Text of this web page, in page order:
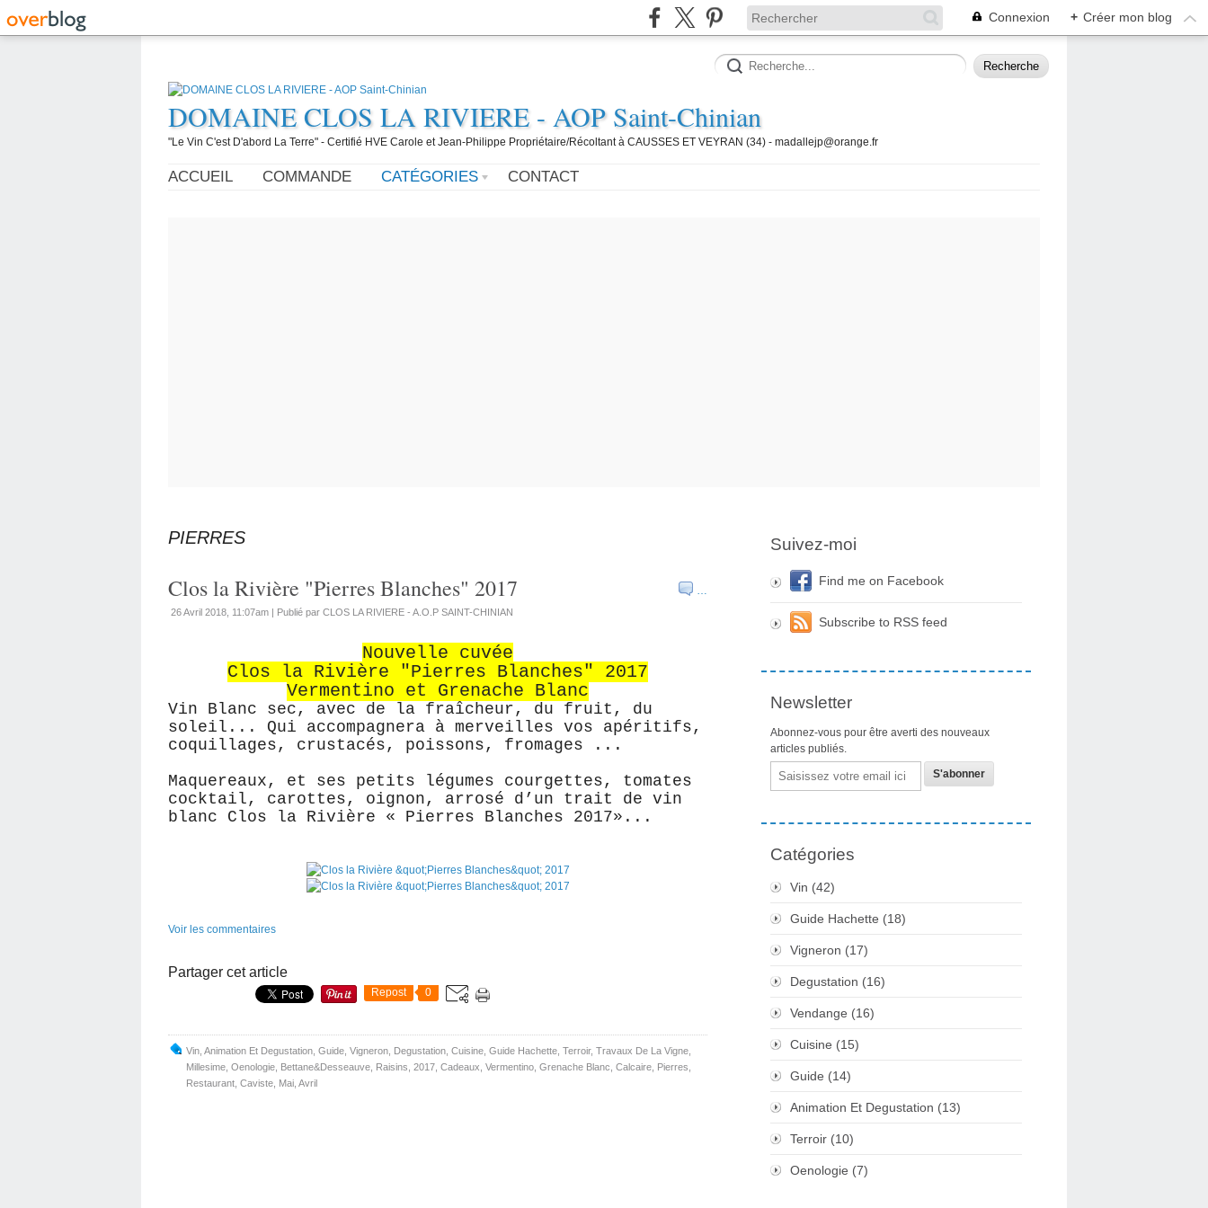
Connexion + Créer mon blog
DOMAINE CLOS LA RIVIERE - AOP Saint-Chinian
"Le Vin C'est D'abord La Terre" - Certifié HVE Carole et Jean-Philippe Propriétaire/Récoltant à CAUSSES ET VEYRAN (34) - madallejp@orange.fr
ACCUEIL COMMANDE CATÉGORIES CONTACT
PIERRES
…
Clos la Rivière "Pierres Blanches" 2017
26 Avril 2018, 11:07am | Publié par CLOS LA RIVIERE - A.O.P SAINT-CHINIAN
Nouvelle cuvée
Clos la Rivière "Pierres Blanches" 2017
Vermentino et Grenache Blanc
Vin Blanc sec, avec de la fraîcheur, du fruit, du
soleil... Qui accompagnera à merveilles vos apéritifs,
coquillages, crustacés, poissons, fromages ...
Maquereaux, et ses petits légumes courgettes, tomates
cocktail, carottes, oignon, arrosé d’un trait de vin
blanc Clos la Rivière « Pierres Blanches 2017»...
Voir les commentaires
Partager cet article
Repost 0
Vin Animation Et Degustation Guide Vigneron Degustation Cuisine Guide Hachette Terroir, Travaux De La Vigne
Millesime Oenologie Bettane&desseauve Raisins 2017 Cadeaux Vermentino Grenache Blanc Calcaire Pierres
Restaurant Caviste Mai Avril
Suivez-moi
Find me on Facebook
Subscribe to RSS feed
Newsletter
Abonnez-vous pour être averti des nouveaux
articles publiés.
Email
Catégories
Vin (42)
Guide Hachette (18)
Vigneron (17)
Degustation (16)
Vendange (16)
Cuisine (15)
Guide (14)
Animation Et Degustation (13)
Terroir (10)
Oenologie (7)